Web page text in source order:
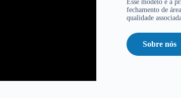
Esse modelo é a
fechamento de
qualidade
Sobre nós